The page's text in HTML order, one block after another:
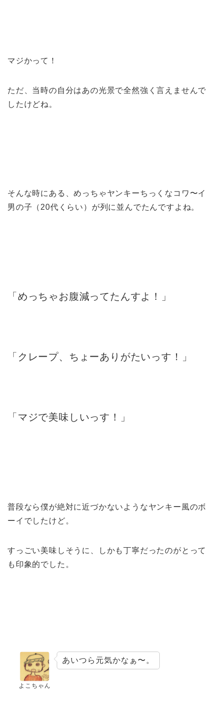
マジかって！
ただ、当時の自分はあの光景で全然強く言えませんで
したけどね。
そんな時にある、めっちゃヤンキーちっくなコワ〜イ
男の子（20代くらい）が列に並んでたんですよね。
「めっちゃお腹減ってたんすよ！」
「クレープ、ちょーありがたいっす！」
「マジで美味しいっす！」
普段なら僕が絶対に近づかないようなヤンキー風のボ
ーイでしたけど。
すっごい美味しそうに、しかも丁寧だったのがとって
も印象的でした。
よこちゃん
あいつら元気かなぁ〜。